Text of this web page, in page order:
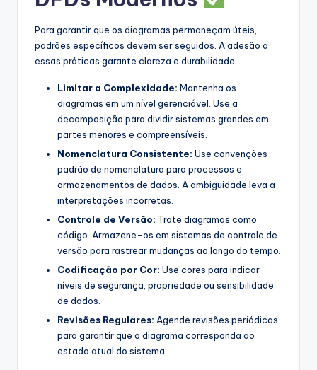
Para garantir que os diagramas permaneçam úteis,
padrões específicos devem ser seguidos. A adesão a
essas práticas garante clareza e durabilidade.
Limitar a Complexidade: Mantenha os
diagramas em um nível gerenciável. Use a
decomposição para dividir sistemas grandes em
partes menores e compreensíveis.
Nomenclatura Consistente: Use convenções
padrão de nomenclatura para processos e
armazenamentos de dados. A ambiguidade leva a
interpretações incorretas.
Controle de Versão: Trate diagramas como
código. Armazene-os em sistemas de controle de
versão para rastrear mudanças ao longo do tempo.
Codificação por Cor: Use cores para indicar
níveis de segurança, propriedade ou sensibilidade
de dados.
Revisões Regulares: Agende revisões periódicas
para garantir que o diagrama corresponda ao
estado atual do sistema.